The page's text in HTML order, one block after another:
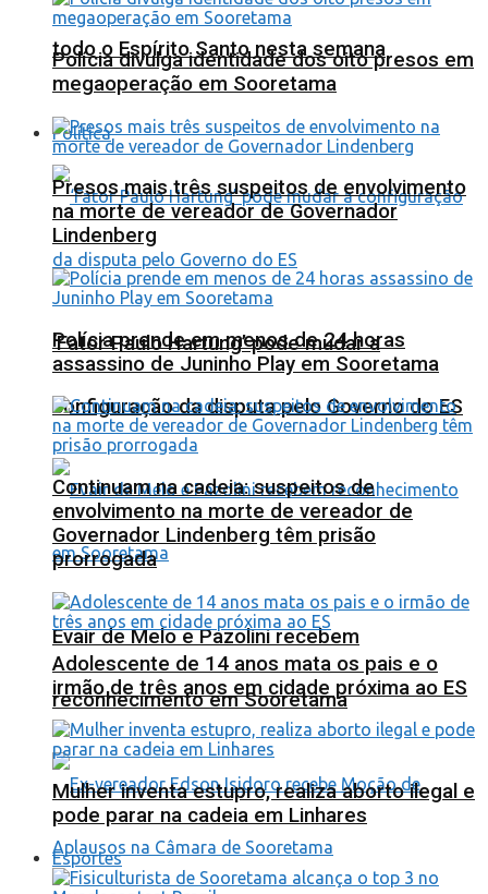
todo o Espírito Santo nesta semana
Política
‘Fator Paulo Hartung’ pode mudar a
configuração da disputa pelo Governo do ES
Evair de Melo e Pazolini recebem
reconhecimento em Sooretama
Polícia divulga identidade dos oito presos em
megaoperação em Sooretama
Presos mais três suspeitos de envolvimento
na morte de vereador de Governador
Lindenberg
Polícia prende em menos de 24 horas
assassino de Juninho Play em Sooretama
Continuam na cadeia: suspeitos de
envolvimento na morte de vereador de
Governador Lindenberg têm prisão
prorrogada
Adolescente de 14 anos mata os pais e o
irmão de três anos em cidade próxima ao ES
Mulher inventa estupro, realiza aborto ilegal e
pode parar na cadeia em Linhares
Esportes